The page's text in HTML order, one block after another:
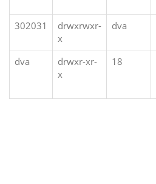
302031
drwxrwxr-
x
dva
dva
drwxr-xr-
x
18